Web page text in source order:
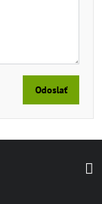
Odoslať